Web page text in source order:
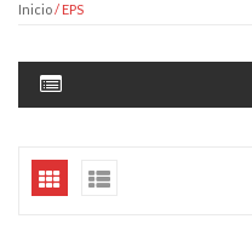
Inicio/ EPS